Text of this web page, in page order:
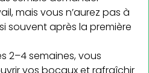
mais vous n’aurez pas à
souvent après la première
2–4 semaines, vous
vos bocaux et rafraîchir